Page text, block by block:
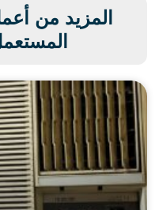
المزيد من